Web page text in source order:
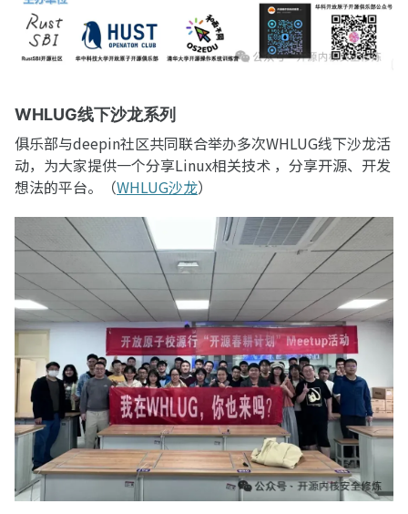
WHLUG线下沙龙系列
俱乐部与deepin社区共同联合举办多次WHLUG线下沙龙活
动，为大家提供一个分享Linux相关技术 ，分享开源、开发
想法的平台。（WHLUG沙龙）